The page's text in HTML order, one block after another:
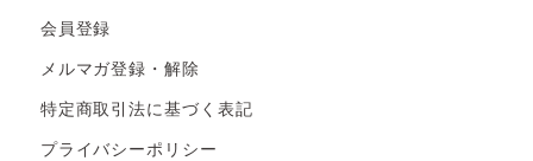
会員登録
メルマガ登録・解除
特定商取引法に基づく表記
プライバシーポリシー